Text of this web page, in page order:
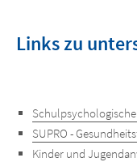
Links zu
SUPRO -
Kinder und